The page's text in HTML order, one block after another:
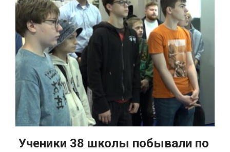
Ученики 38 школы побывали по